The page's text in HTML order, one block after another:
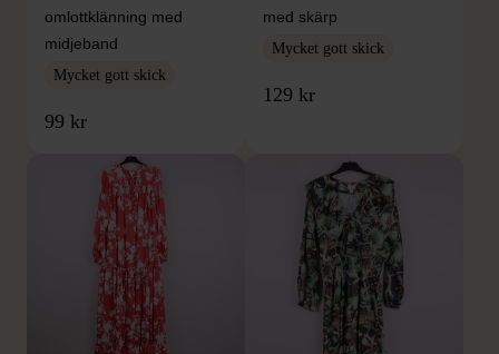
omlottklänning med
midjeband
Mycket gott skick
99 kr
med skärp
Mycket gott skick
129 kr